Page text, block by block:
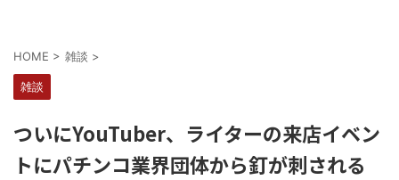
HOME > 雑談 >
雑談
ついにYouTuber、ライターの来店イベン
トにパチンコ業界団体から釘が刺される